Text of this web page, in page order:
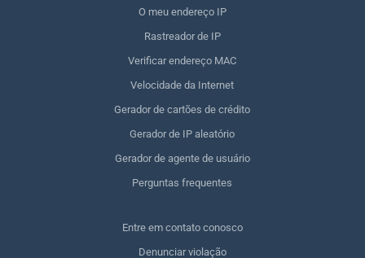
O meu endereço IP
Rastreador de IP
Verificar endereço MAC
Velocidade da Internet
Gerador de cartões de crédito
Gerador de IP aleatório
Gerador de agente de usuário
Perguntas frequentes
Entre em contato conosco
Denunciar violação